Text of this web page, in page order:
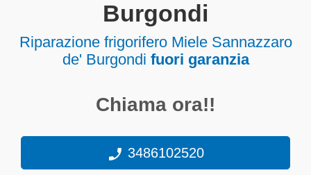
Burgondi
Riparazione frigorifero Miele Sannazzaro
de' Burgondi fuori garanzia
Chiama ora!!
3486102520